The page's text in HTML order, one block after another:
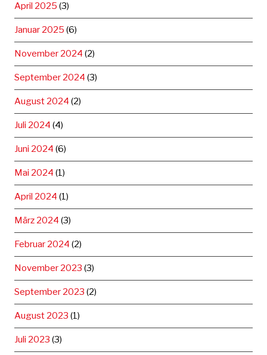
April 2025 (3)
Januar 2025 (6)
November 2024 (2)
September 2024 (3)
August 2024 (2)
Juli 2024 (4)
Juni 2024 (6)
Mai 2024 (1)
April 2024 (1)
März 2024 (3)
Februar 2024 (2)
November 2023 (3)
September 2023 (2)
August 2023 (1)
Juli 2023 (3)